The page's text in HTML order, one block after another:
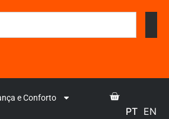
e Conforto
PT EN